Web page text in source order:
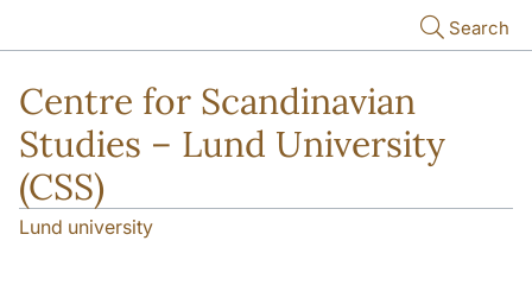
Search
Centre for Scandinavian
Studies – Lund University
(CSS)
Lund university